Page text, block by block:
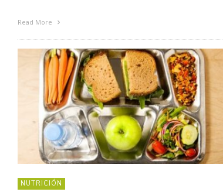
Read More
NUTRICIÓN